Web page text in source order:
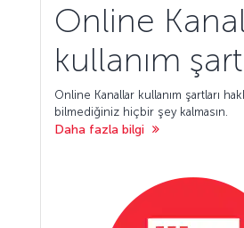
Online
kullanım
Online Kanallar kullanım şartları
bilmediğiniz hiçbir şey kalmasın.
Daha fazla bilgi